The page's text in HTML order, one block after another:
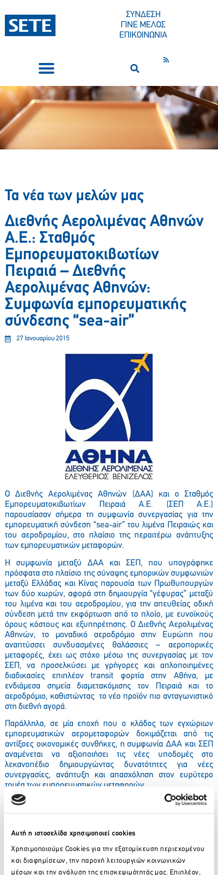
Αυτή η ιστοσελίδα χρησιμοποιεί cookies
Χρησιμοποιούμε Cookies για την εξατομίκευση περιεχομένου
και διαφημίσεων, την παροχή λειτουργιών κοινωνικών
μέσων και την ανάλυση της επισκεψιμότητάς μας. Επιπλέον,
ΣΥΝΔΕΣΗ
ΓΙΝΕ ΜΕΛΟΣ
ΕΠΙΚΟΙΝΩΝΙΑ
Τα νέα των μελών μας
Διεθνής Αερολιμένας Αθηνών
Α.Ε.: Σταθμός
Εμπορευματοκιβωτίων
Πειραιά – Διεθνής
Αερολιμένας Αθηνών:
Συμφωνία εμπορευματικής
σύνδεσης “sea-air”
27 Ιανουαρίου 2015
O Διεθνής Αερολιμένας Αθηνών (ΔΑΑ) και ο Σταθμός
Εμπορευματοκιβωτίων Πειραιά Α.Ε. (ΣΕΠ Α.Ε.)
παρουσίασαν σήμερα τη συμφωνία συνεργασίας για την
εμπορευματική σύνδεση “sea-air” του λιμένα Πειραιώς και
του αεροδρομίου, στο πλαίσιο της περαιτέρω ανάπτυξης
των εμπορευματικών μεταφορών.
Η συμφωνία μεταξύ ΔΑΑ και ΣΕΠ, που υπογράφηκε
πρόσφατα στο πλαίσιο της σύναψης εμπορικών συμφωνιών
μεταξύ Ελλάδας και Κίνας παρουσία των Πρωθυπουργών
των δύο χωρών, αφορά στη δημιουργία “γέφυρας” μεταξύ
του λιμένα και του αεροδρομίου, για την απευθείας οδική
σύνδεση μετά την εκφόρτωση από το πλοίο, με ευνοϊκούς
όρους κόστους και εξυπηρέτησης. Ο Διεθνής Αερολιμένας
Αθηνών, το μοναδικό αεροδρόμιο στην Ευρώπη που
αναπτύσσει συνδυασμένες θαλάσσιες – αεροπορικές
μεταφορές, έχει ως στόχο μέσω της συνεργασίας με τον
ΣΕΠ, να προσελκύσει με γρήγορες και απλοποιημένες
διαδικασίες επιπλέον transit φορτία στην Αθήνα, με
ενδιάμεσα σημεία διαμετακόμισης τον Πειραιά και το
αεροδρόμιο, καθιστώντας το νέο προϊόν πιο ανταγωνιστικό
στη διεθνή αγορά.
Παράλληλα, σε μία εποχή που ο κλάδος των εγχώριων
εμπορευματικών αερομεταφορών δοκιμάζεται από τις
αντίξοες οικονομικές συνθήκες, η συμφωνία ΔΑΑ και ΣΕΠ
αναμένεται να αξιοποιήσει τις νέες υποδομές στο
λεκανοπέδιο δημιουργώντας δυνατότητες για νέες
συνεργασίες, ανάπτυξη και απασχόληση στον ευρύτερο
τομέα των εμπορευματικών μεταφορών.
«Η περαιτέρω ανάπτυξη συνδυασμένης θαλάσσιας-
αεροπορικής μεταφοράς συνεχίζει να αποτελεί βασικό
εξωστρέφειας της εταιρείας αεροδρομίου», δήλωσε ο
Διευθυντής Εμπορευματικής Ανάπτυξης του ΔΑΑ, Αλέξης
Σιώρης. «Ειδικά εν μέσω της δύσκολης περιόδου για τον
κλάδο μας, η «συν-ένωση» των δυνάμεων με την ΣΕΠ, ένα